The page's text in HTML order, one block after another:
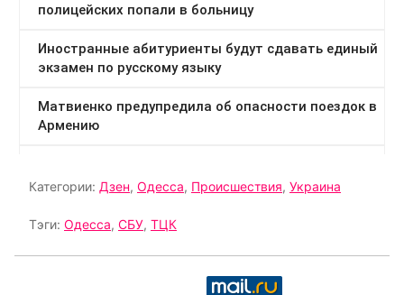
Категории: Дзен, Одесса, Происшествия, Украина
Тэги: Одесса, СБУ, ТЦК